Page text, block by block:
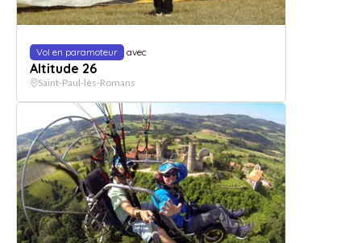
Vol en paramoteur avec
Altitude 26
Saint-Paul-lès-Romans